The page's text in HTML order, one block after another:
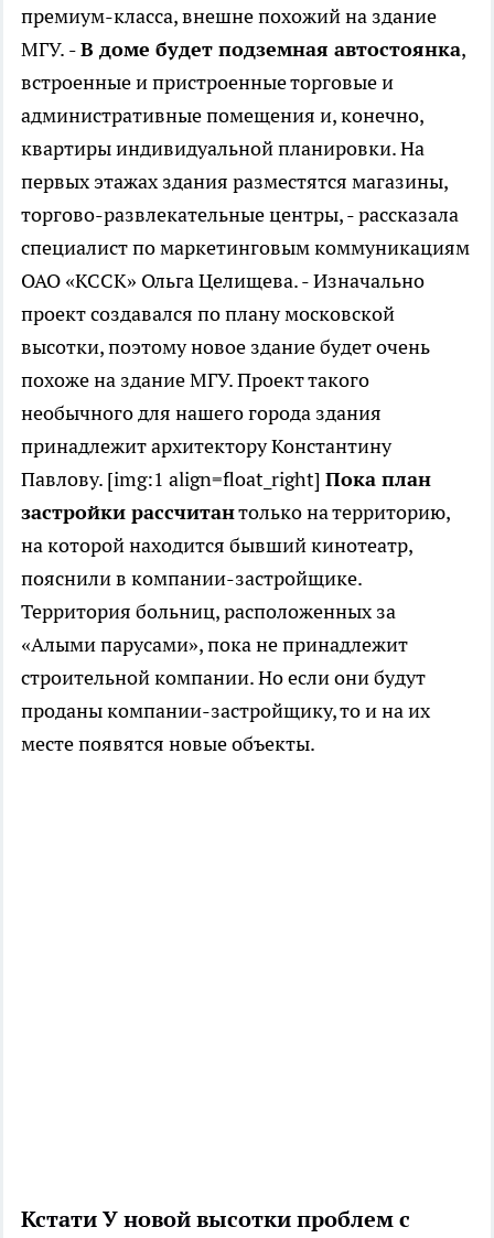
премиум-класса, внешне похожий на здание
МГУ. - В доме будет подземная автостоянка,
встроенные и пристроенные торговые и
административные помещения и, конечно,
квартиры индивидуальной планировки. На
первых этажах здания разместятся магазины,
торгово-развлекательные центры, - рассказала
специалист по маркетинговым коммуникациям
ОАО «КССК» Ольга Целищева. - Изначально
проект создавался по плану московской
высотки, поэтому новое здание будет очень
похоже на здание МГУ. Проект такого
необычного для нашего города здания
принадлежит архитектору Константину
Павлову. [img:1 align=float_right] Пока план
застройки рассчитантолько на территорию,
на которой находится бывший кинотеатр,
пояснили в компании-застройщике.
Территория больниц, расположенных за
«Алыми парусами», пока не принадлежит
строительной компании. Но если они будут
проданы компании-застройщику, то и на их
месте появятся новые объекты.
КстатиУ новой высотки проблем с